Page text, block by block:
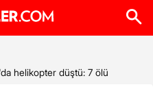
helikopter düştü: 7 ölü